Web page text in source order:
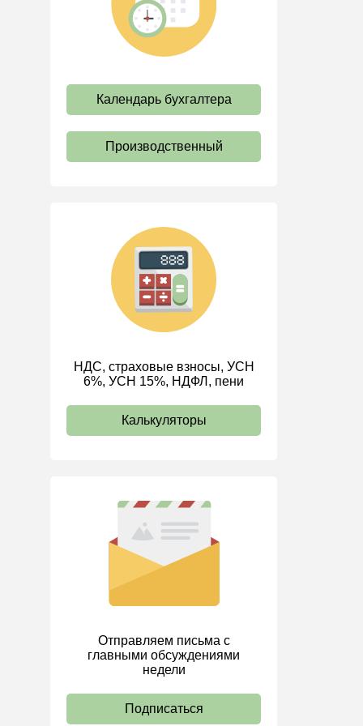
труда
Отпуск и время отдыха
Ответственность и
взыскания
Пенсии
должностные инструкции
Трудовые книжки
Кадровые документы и
образцы
Персональные данные
ИП
Календарь бухгалтера
Производственный
НДС, страховые взносы, УСН
6%, УСН 15%, НДФЛ, пени
Калькуляторы
Отправляем письма с
главными обсуждениями
недели
Подписаться